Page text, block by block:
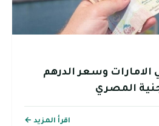
وسعر الدرهم
المصري
اقرأ المزيد ←